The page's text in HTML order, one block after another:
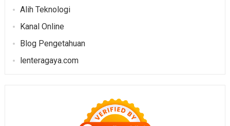
Alih Teknologi
Kanal Online
Blog Pengetahuan
lenteragaya.com